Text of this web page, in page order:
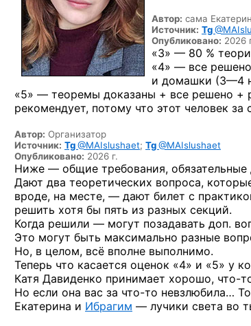
Автор: сама
Источник: Tg
Опубликовано: 2026
«3» — 80 %
«4» — все решено
и домашки (3—4
«5» — теоремы доказаны + все решено +
рекомендует, потому что этот человек
Автор: Организатор
Источник: Tg@MAIslushaet; Tg@MAIslushaet
Опубликовано: 2026 г.
Ниже — общие требования,
Дают два теоретических вопроса,
вроде, на месте, — дают билет с
решить хотя бы пять из разных секций.
Когда решили — могут позадавать доп.
Это могут быть максимально разные
Но, в целом, всё вполне выполнимо.
Теперь что касается оценок «4» и «5» у
Катя Давиденко принимает хорошо, что-
Но если она вас за что-то невзлюбила…
Екатерина и Ибрагим — лучики света во